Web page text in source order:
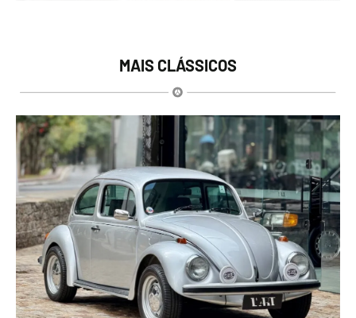
MAIS CLÁSSICOS